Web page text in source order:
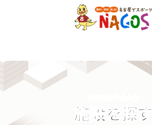
施設を探す
Search Facility